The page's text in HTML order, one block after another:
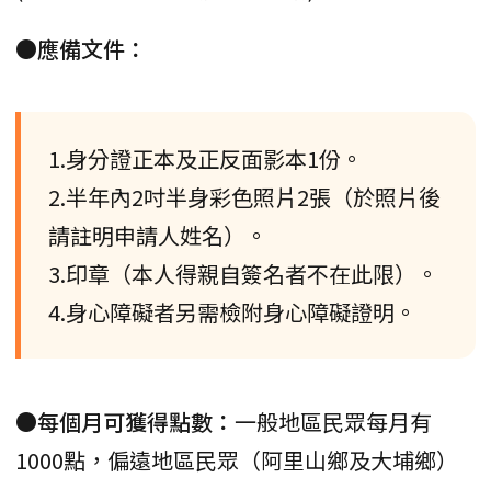
●應備文件：
1.身分證正本及正反面影本1份。
2.半年內2吋半身彩色照片2張（於照片後
請註明申請人姓名）。
3.印章（本人得親自簽名者不在此限）。
4.身心障礙者另需檢附身心障礙證明。
●每個月可獲得點數： 一般地區民眾每月有
1000點，偏遠地區民眾（阿里山鄉及大埔鄉）